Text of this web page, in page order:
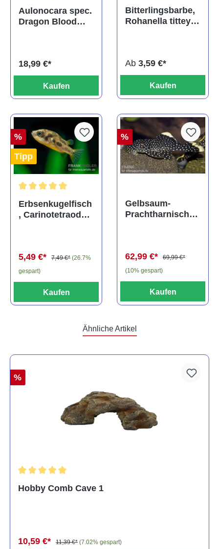
Durchschnittliche Bewertung von 5 von 5 Sternen
Aulonocara spec.
Dragon Blood
18,99 €*
Kaufen
Bitterlingsbarbe,
Rohanella titteya,
Ab 3,59 €*
Kaufen
%
Tipp
Durchschnittliche Bewertung von 5 von 5 Sternen
Erbsenkugelfisch
, Carinotetraodon
5,49 €* 7,49 €* (26.7%
gespart)
Kaufen
%
Gelbsaum-
Prachtharnischw
62,99 €*
69,99 €*
(10% gespart)
Kaufen
Ähnliche Artikel
%
Hobby Comb Cave 1
10,59 €* 11,39 €* (7.02% gespart)